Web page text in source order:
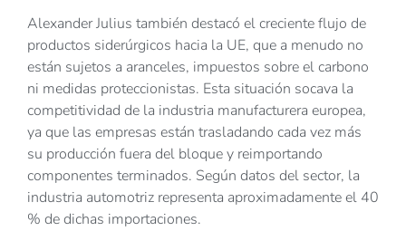
Alexander Julius también destacó el creciente flujo de
productos siderúrgicos hacia la UE, que a menudo no
están sujetos a aranceles, impuestos sobre el carbono
ni medidas proteccionistas. Esta situación socava la
competitividad de la industria manufacturera europea,
ya que las empresas están trasladando cada vez más
su producción fuera del bloque y reimportando
componentes terminados. Según datos del sector, la
industria automotriz representa aproximadamente el 40
% de dichas importaciones.